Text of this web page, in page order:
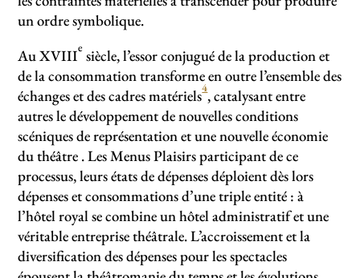
un ordre symbolique.
Au XVIIIe siècle, l’essor conjugué de la production et
de la consommation transforme en outre l’ensemble des
échanges et des cadres matériels4, catalysant entre
autres le développement de nouvelles conditions
scéniques de représentation et une nouvelle économie
du théâtre . Les Menus Plaisirs participant de ce
processus, leurs états de dépenses déploient dès lors
dépenses et consommations d’une triple entité : à
l’hôtel royal se combine un hôtel administratif et une
véritable entreprise théâtrale. L’accroissement et la
diversification des dépenses pour les spectacles